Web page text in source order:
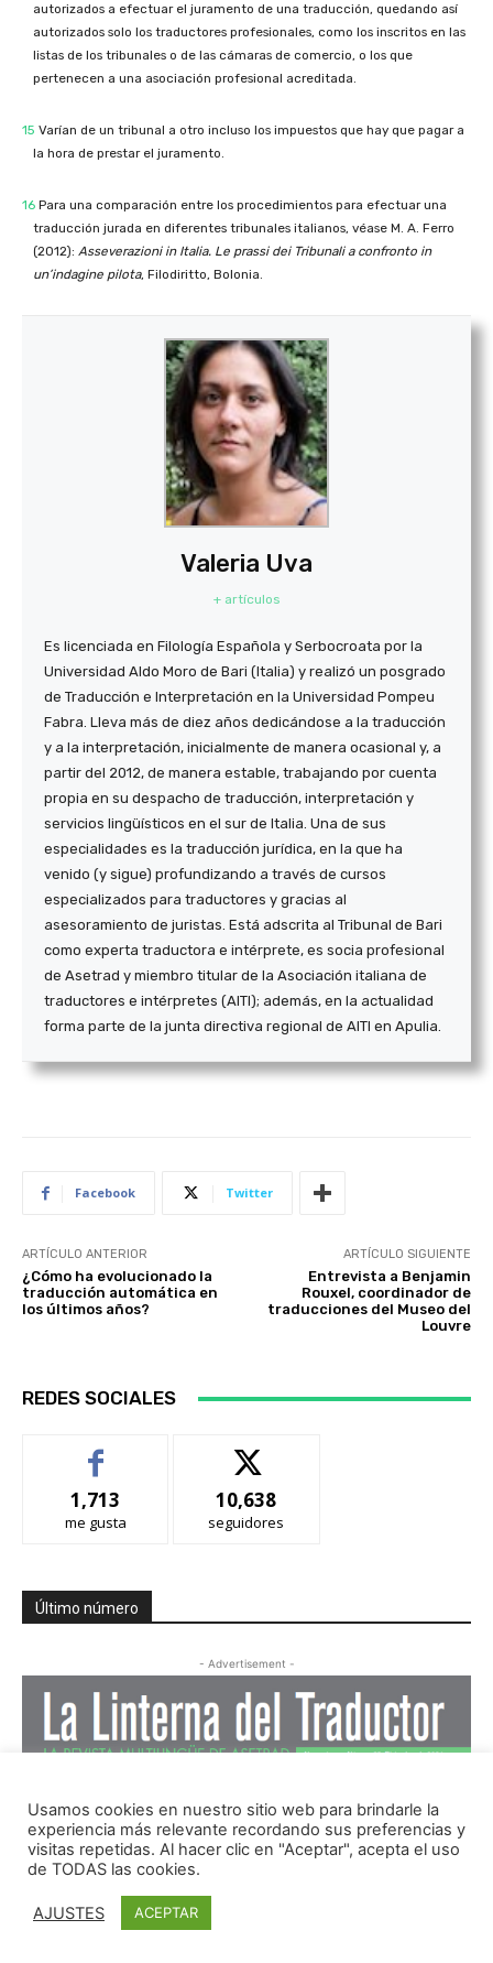
autorizados a efectuar el juramento de una traducción, quedando así
autorizados solo los traductores profesionales, como los inscritos en las
listas de los tribunales o de las cámaras de comercio, o los que
pertenecen a una asociación profesional acreditada.
15 Varían de un tribunal a otro incluso los impuestos que hay que pagar a
la hora de prestar el juramento.
16 Para una comparación entre los procedimientos para efectuar una
traducción jurada en diferentes tribunales italianos, véase M. A. Ferro
(2012): Asseverazioni in Italia. Le prassi dei Tribunali a confronto in
un’indagine pilota, Filodiritto, Bolonia.
Valeria Uva
+ artículos
Es licenciada en Filología Española y Serbocroata por la
Universidad Aldo Moro de Bari (Italia) y realizó un posgrado
de Traducción e Interpretación en la Universidad Pompeu
Fabra. Lleva más de diez años dedicándose a la traducción
y a la interpretación, inicialmente de manera ocasional y, a
partir del 2012, de manera estable, trabajando por cuenta
propia en su despacho de traducción, interpretación y
servicios lingüísticos en el sur de Italia. Una de sus
especialidades es la traducción jurídica, en la que ha
venido (y sigue) profundizando a través de cursos
especializados para traductores y gracias al
asesoramiento de juristas. Está adscrita al Tribunal de Bari
como experta traductora e intérprete, es socia profesional
de Asetrad y miembro titular de la Asociación italiana de
traductores e intérpretes (AITI); además, en la actualidad
forma parte de la junta directiva regional de AITI en Apulia.
Facebook Twitter
ARTÍCULO ANTERIOR
¿Cómo ha evolucionado la
traducción automática en
los últimos años?
ARTÍCULO SIGUIENTE
Entrevista a Benjamin
Rouxel, coordinador de
traducciones del Museo del
Louvre
REDES SOCIALES
1,713
me gusta
10,638
seguidores
Último número
- Advertisement -
Usamos cookies en nuestro sitio web para brindarle la
experiencia más relevante recordando sus preferencias y
visitas repetidas. Al hacer clic en "Aceptar", acepta el uso
de TODAS las cookies.
AJUSTES ACEPTAR